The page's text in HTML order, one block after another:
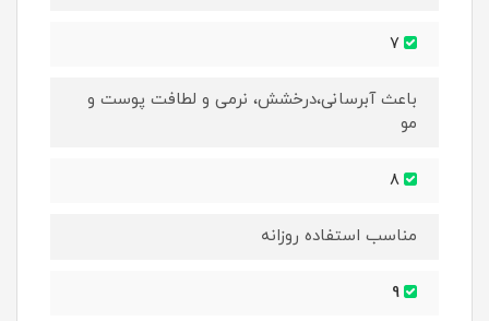
باعث آبرسانی،درخشش، نرمی و لطافت پوست و
مو
مناسب استفاده روزانه